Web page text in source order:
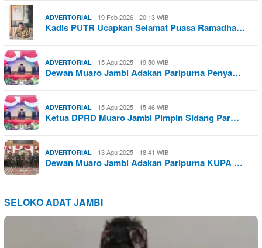
ADVERTORIAL 19 Feb 2026 - 20:13 WIB
Kadis PUTR Ucapkan Selamat Puasa Ramadha…
ADVERTORIAL 15 Agu 2025 - 19:50 WIB
Dewan Muaro Jambi Adakan Paripurna Penya…
ADVERTORIAL 15 Agu 2025 - 15:46 WIB
Ketua DPRD Muaro Jambi Pimpin Sidang Par…
ADVERTORIAL 13 Agu 2025 - 18:41 WIB
Dewan Muaro Jambi Adakan Paripurna KUPA …
SELOKO ADAT JAMBI